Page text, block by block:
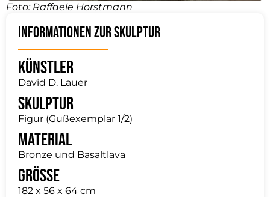
Foto: Raffaele Horstmann
Informationen zur Skulptur
Künstler
David D. Lauer
Skulptur
Figur (Gußexemplar 1/2)
Material
Bronze und Basaltlava
Grösse
182 x 56 x 64 cm